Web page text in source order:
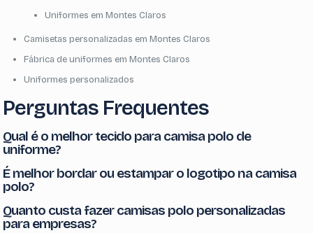
Uniformes em Montes Claros
Camisetas personalizadas em Montes Claros
Fábrica de uniformes em Montes Claros
Uniformes personalizados
Perguntas Frequentes
Qual é o melhor tecido para camisa polo de
uniforme?
É melhor bordar ou estampar o logotipo na camisa
polo?
Quanto custa fazer camisas polo personalizadas
para empresas?